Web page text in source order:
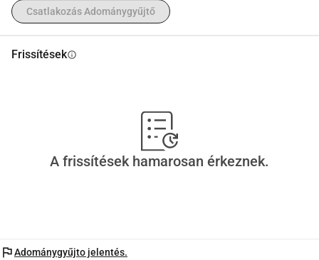
Csatlakozás Adománygyűjtő
Frissítésekinfo
A frissítések hamarosan érkeznek.
flagAdománygyűjto jelentés.